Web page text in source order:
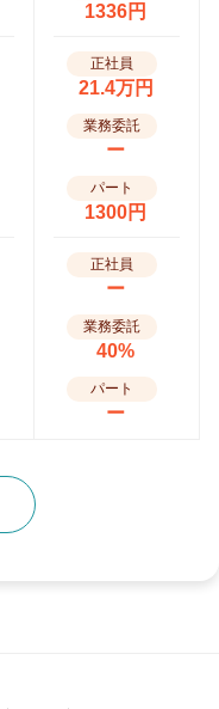
1336円
正社員
21.4万円
業務委託
ー
パート
1300円
正社員
ー
業務委託
40%
パート
ー